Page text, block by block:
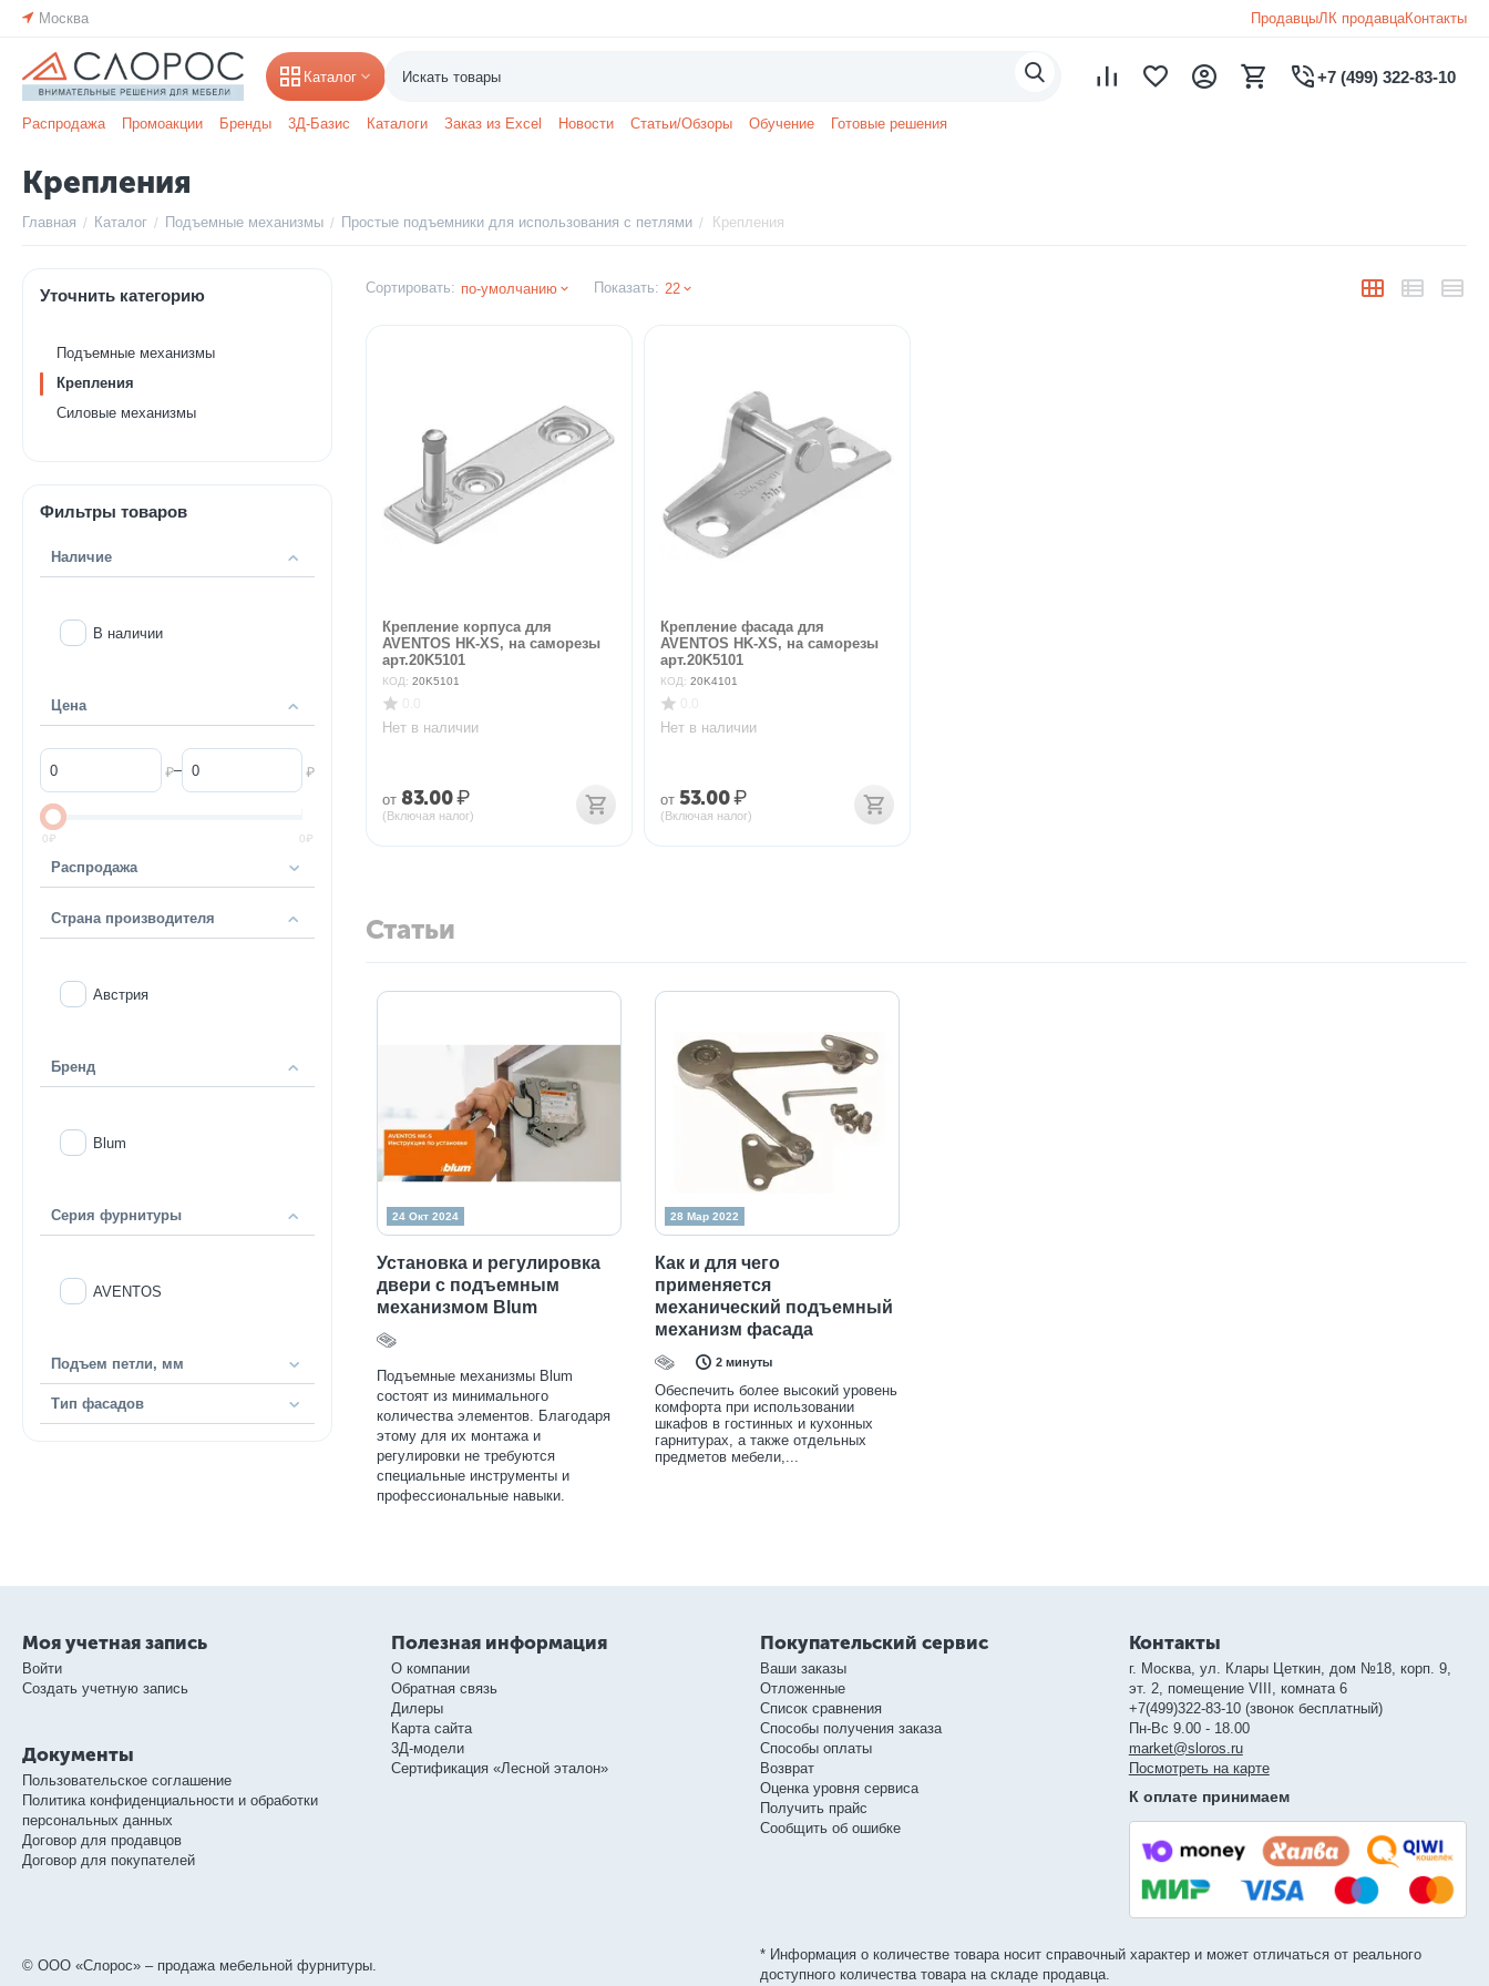
Москва ПродавцыЛК продавцаКонтакты
Каталог +7 (499) 322-83-10
Распродажа Промоакции Бренды 3Д-Базис Каталоги Заказ из Excel Новости Статьи/Обзоры Обучение Готовые решения
Крепления
Главная / Каталог / Подъемные механизмы / Простые подъемники для использования с петлями / Крепления
Сортировать: по-умолчанию Показать: 22
Крепление корпуса для
AVENTOS HK-XS, на саморезы
арт.20K5101
КОД: 20K5101
Нет в наличии
от 83.00₽
(Включая налог)
Крепление фасада для
AVENTOS HK-XS, на саморезы
арт.20K5101
КОД: 20K4101
Нет в наличии
от 53.00₽
(Включая налог)
Статьи
24 Окт 2024
Установка и регулировка
двери с подъемным
механизмом Blum
Подъемные механизмы Blum
состоят из минимального
количества элементов. Благодаря
этому для их монтажа и
регулировки не требуются
специальные инструменты и
профессиональные навыки.
28 Мар 2022
Как и для чего
применяется
механический подъемный
механизм фасада
2 минуты
Обеспечить более высокий уровень
комфорта при использовании
шкафов в гостинных и кухонных
гарнитурах, а также отдельных
предметов мебели,...
Уточнить категорию
Подъемные механизмы
Крепления
Силовые механизмы
Фильтры товаров
Наличие
В наличии
Цена
₽– ₽
0₽ 0₽
Распродажа
Страна производителя
Австрия
Бренд
Blum
Серия фурнитуры
AVENTOS
Подъем петли, мм
Тип фасадов
Моя учетная запись
Войти
Создать учетную запись
Документы
Пользовательское соглашение
Политика конфиденциальности и обработки
персональных данных
Договор для продавцов
Договор для покупателей
Полезная информация
О компании
Обратная связь
Дилеры
Карта сайта
3Д-модели
Сертификация «Лесной эталон»
Покупательский сервис
Ваши заказы
Отложенные
Список сравнения
Способы получения заказа
Способы оплаты
Возврат
Оценка уровня сервиса
Получить прайс
Сообщить об ошибке
Контакты
г. Москва, ул. Клары Цеткин, дом №18, корп. 9,
эт. 2, помещение VIII, комната 6
+7(499)322-83-10 (звонок бесплатный)
Пн-Вс 9.00 - 18.00
market@sloros.ru
Посмотреть на карте
К оплате принимаем
© ООО «Слорос» – продажа мебельной фурнитуры.
* Информация о количестве товара носит справочный характер и может отличаться от реального
доступного количества товара на складе продавца.